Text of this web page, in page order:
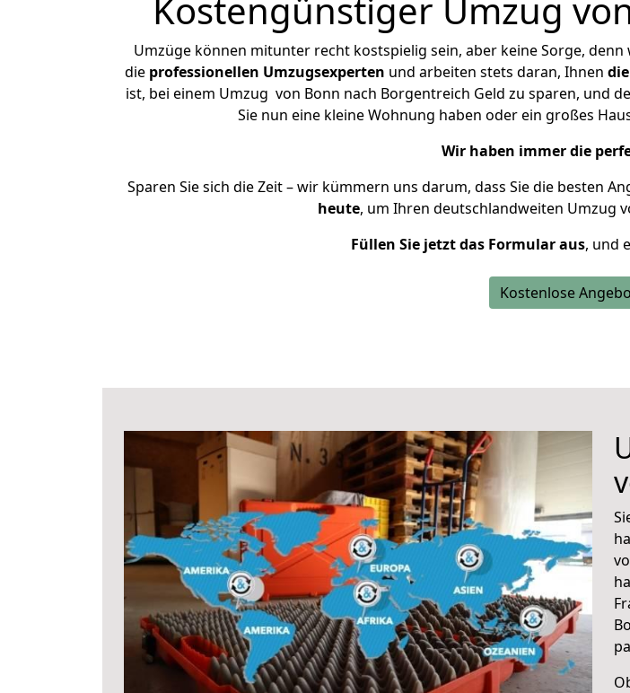
Kostengünstiger Umzug
Umzüge können mitunter recht kostspielig sein, aber keine Sorge, denn
die professionellen Umzugsexperten und arbeiten stets daran, Ihnen
ist, bei einem Umzug von Bonn nach Borgentreich Geld zu sparen, und
Sie nun eine kleine Wohnung haben oder ein großes
Wir haben immer die
Sparen Sie sich die Zeit – wir kümmern uns darum, dass Sie die besten
heute, um Ihren deutschlandweiten Umzug
Füllen Sie jetzt das Formular aus, und
Kostenlose